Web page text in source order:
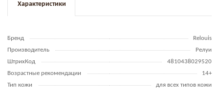
Характеристики
Бренд
Relouis
Производитель
Релуи
ШтрихКод
4810438029520
Возрастные рекомендации
14+
Тип кожи
для всех типов кожи